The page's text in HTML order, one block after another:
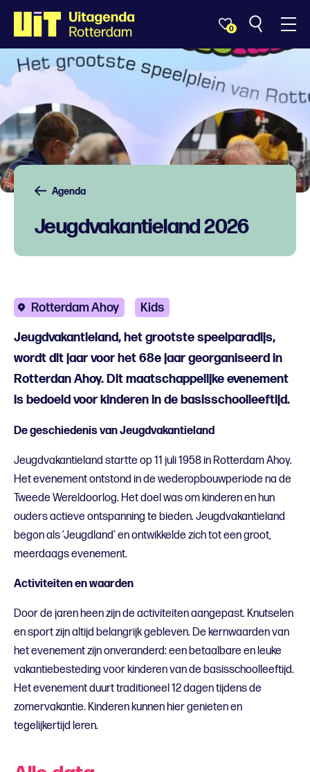
0
Agenda
Jeugdvakantieland 2026
Rotterdam Ahoy Kids
Jeugdvakantieland, het grootste speelparadijs,
wordt dit jaar voor het 68e jaar georganiseerd in
Rotterdan Ahoy. Dit maatschappelijke evenement
is bedoeld voor kinderen in de basisschoolleeftijd.
De geschiedenis van Jeugdvakantieland
Jeugdvakantieland startte op 11 juli 1958 in Rotterdam Ahoy.
Het evenement ontstond in de wederopbouwperiode na de
Tweede Wereldoorlog. Het doel was om kinderen en hun
ouders actieve ontspanning te bieden. Jeugdvakantieland
begon als ‘Jeugdland’ en ontwikkelde zich tot een groot,
meerdaags evenement.
Activiteiten en waarden
Door de jaren heen zijn de activiteiten aangepast. Knutselen
en sport zijn altijd belangrijk gebleven. De kernwaarden van
het evenement zijn onveranderd: een betaalbare en leuke
vakantiebesteding voor kinderen van de basisschoolleeftijd.
Het evenement duurt traditioneel 12 dagen tijdens de
zomervakantie. Kinderen kunnen hier genieten en
tegelijkertijd leren.